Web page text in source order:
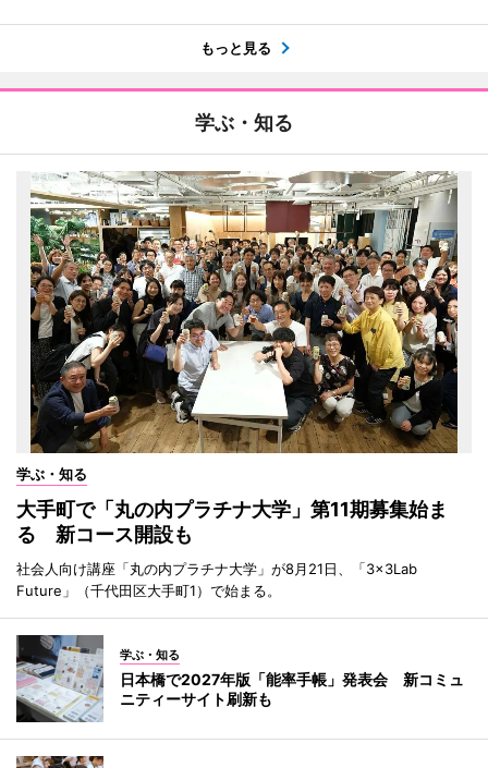
もっと見る
学ぶ・知る
学ぶ・知る
大手町で「丸の内プラチナ大学」第11期募集始ま
る 新コース開設も
社会人向け講座「丸の内プラチナ大学」が8月21日、「3×3Lab
Future」（千代田区大手町1）で始まる。
学ぶ・知る
日本橋で2027年版「能率手帳」発表会 新コミュ
ニティーサイト刷新も